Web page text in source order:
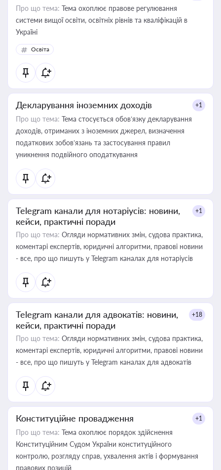
Про що тема: Тема охоплює правове регулювання
системи вищої освіти, освітніх рівнів та кваліфікацій в
Україні
Освіта
Декларування іноземних доходів +1
Про що тема: Тема стосується обов’язку декларування
доходів, отриманих з іноземних джерел, визначення
податкових зобов’язань та застосування правил
уникнення подвійного оподаткування
Telegram канали для нотаріусів: новини,
кейси, практичні поради
+1
Про що тема: Огляди нормативних змін, судова практика,
коментарі експертів, юридичні алгоритми, правові новини
- все, про що пишуть у Telegram каналах для нотаріусів
Telegram канали для адвокатів: новини,
кейси, практичні поради
+18
Про що тема: Огляди нормативних змін, судова практика,
коментарі експертів, юридичні алгоритми, правові новини
- все, про що пишуть у Telegram каналах для адвокатів
Конституційне провадження +1
Про що тема: Тема охоплює порядок здійснення
Конституційним Судом України конституційного
контролю, розгляду справ, ухвалення актів і формування
правових позицій